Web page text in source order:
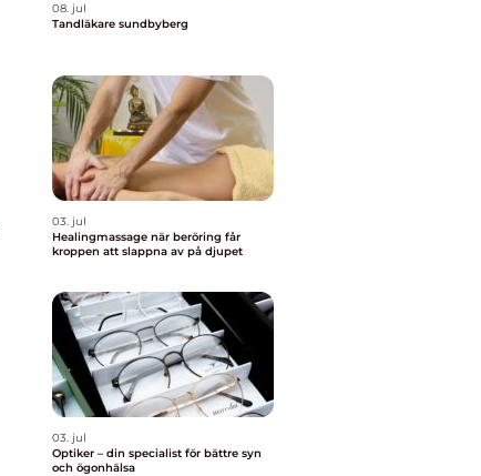
08. jul
Tandläkare sundbyberg
03. jul
Healingmassage när beröring får
kroppen att slappna av på djupet
03. jul
Optiker – din specialist för bättre syn
och ögonhälsa